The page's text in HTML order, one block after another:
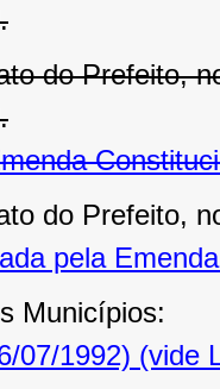
do Prefeito,
do Prefeito,
pela
Municípios:
07/1992) (vide